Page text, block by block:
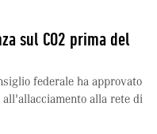
sul CO2 prima del
federale ha approvato
alla rete di